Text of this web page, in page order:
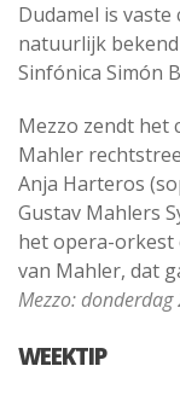
Dudamel is vaste
natuurlijk
Sinfónica Simón
Mezzo zendt het
Mahler
Anja Harteros
Gustav Mahlers
het opera-orkest
van Mahler, dat
Mezzo:
WEEKTIP